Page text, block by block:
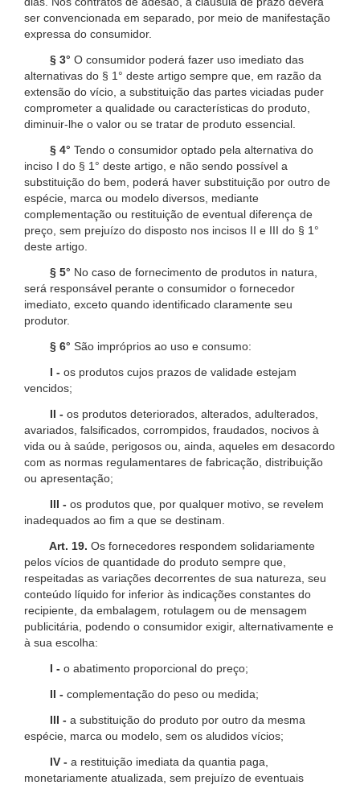
ser convencionada em separado, por meio de manifestação
expressa do consumidor.
§ 3° O consumidor poderá fazer uso imediato das
alternativas do § 1° deste artigo sempre que, em razão da
extensão do vício, a substituição das partes viciadas puder
comprometer a qualidade ou características do produto,
diminuir-lhe o valor ou se tratar de produto essencial.
§ 4° Tendo o consumidor optado pela alternativa do
inciso I do § 1° deste artigo, e não sendo possível a
substituição do bem, poderá haver substituição por outro de
espécie, marca ou modelo diversos, mediante
complementação ou restituição de eventual diferença de
preço, sem prejuízo do disposto nos incisos II e III do § 1°
deste artigo.
§ 5° No caso de fornecimento de produtos in natura,
será responsável perante o consumidor o fornecedor
imediato, exceto quando identificado claramente seu
produtor.
§ 6° São impróprios ao uso e consumo:
I - os produtos cujos prazos de validade estejam
vencidos;
II - os produtos deteriorados, alterados, adulterados,
avariados, falsificados, corrompidos, fraudados, nocivos à
vida ou à saúde, perigosos ou, ainda, aqueles em desacordo
com as normas regulamentares de fabricação, distribuição
ou apresentação;
III - os produtos que, por qualquer motivo, se revelem
inadequados ao fim a que se destinam.
Art. 19. Os fornecedores respondem solidariamente
pelos vícios de quantidade do produto sempre que,
respeitadas as variações decorrentes de sua natureza, seu
conteúdo líquido for inferior às indicações constantes do
recipiente, da embalagem, rotulagem ou de mensagem
publicitária, podendo o consumidor exigir, alternativamente e
à sua escolha:
I - o abatimento proporcional do preço;
II - complementação do peso ou medida;
III - a substituição do produto por outro da mesma
espécie, marca ou modelo, sem os aludidos vícios;
IV - a restituição imediata da quantia paga,
monetariamente atualizada, sem prejuízo de eventuais